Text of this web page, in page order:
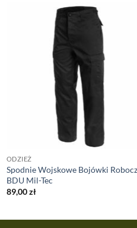
ODZIEŻ
Spodnie Wojskowe Bojówki
BDU Mil-Tec
89,00zł